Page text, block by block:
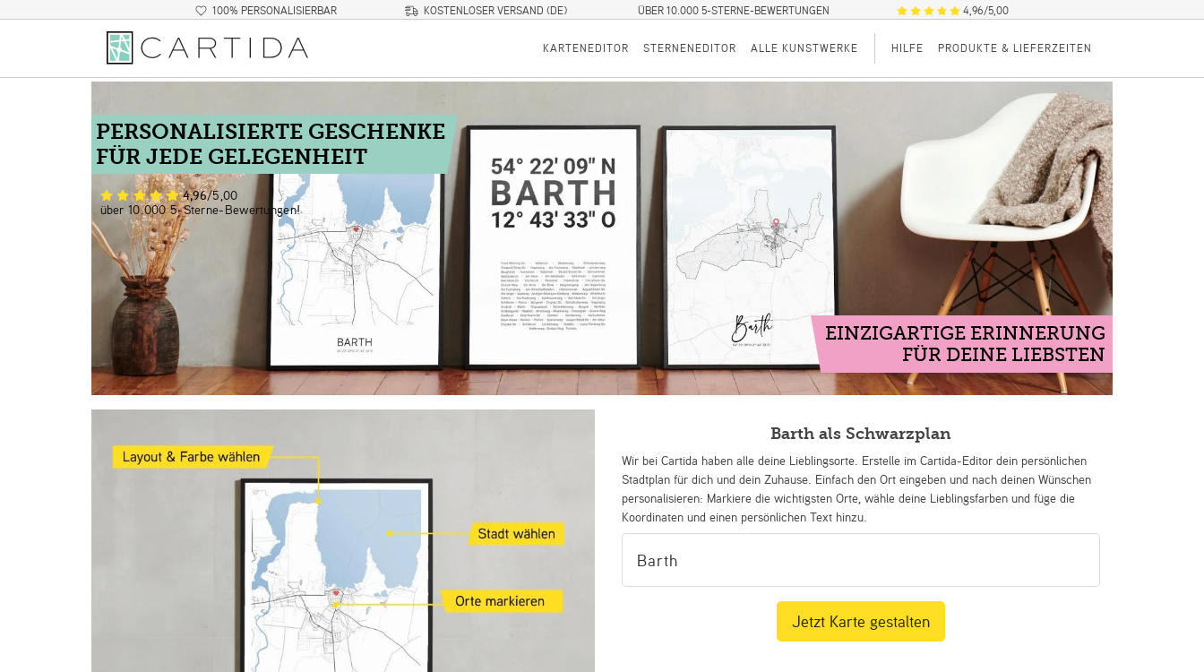
100% PERSONALISIERBAR KOSTENLOSER VERSAND (DE) ÜBER 10.000 5-STERNE-BEWERTUNGEN 4,96/5,00
KARTENEDITOR STERNENEDITOR ALLE KUNSTWERKE HILFE PRODUKTE & LIEFERZEITEN
PERSONALISIERTE GESCHENKE
FÜR JEDE GELEGENHEIT
4,96/5,00
über 10.000 5-Sterne-Bewertungen!
EINZIGARTIGE ERINNERUNG
FÜR DEINE LIEBSTEN
Barth als Schwarzplan
Wir bei Cartida haben alle deine Lieblingsorte. Erstelle im Cartida-Editor dein persönlichen
Stadtplan für dich und dein Zuhause. Einfach den Ort eingeben und nach deinen Wünschen
personalisieren: Markiere die wichtigsten Orte, wähle deine Lieblingsfarben und füge die
Koordinaten und einen persönlichen Text hinzu.
Jetzt Karte gestalten